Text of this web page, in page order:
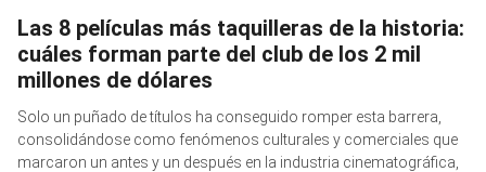
Las 8 películas más taquilleras de la historia:
cuáles forman parte del club de los 2 mil
millones de dólares
Solo un puñado de títulos ha conseguido romper esta barrera,
consolidándose como fenómenos culturales y comerciales que
marcaron un antes y un después en la industria cinematográfica,